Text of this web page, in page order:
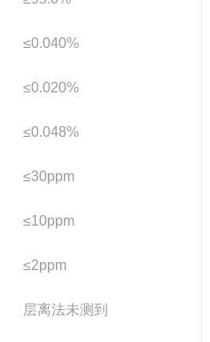
≤0.040%
≤0.020%
≤0.048%
≤30ppm
≤10ppm
≤2ppm
层离法未测到